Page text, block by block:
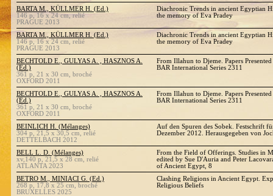
BARTA M., KÜLLMER H. (Ed.)
146 p, 16 x 24 cm, relié
PRAGUE 2013
Diachronic Trends in ancient Egyptian
the memory of Eva Pradey
BARTA M., KÜLLMER H. (Ed.)
146 p, 16 x 24 cm, relié
PRAGUE 2013
Diachronic Trends in ancient Egyptian
the memory of Eva Pradey
BECHTOLD E., GULYAS A. , HASZNOS A.
(Ed.)
361 p, 21 x 30 cm, broché
OXFORD 2011
From Illahun to Djeme. Papers
BAR International Series 2311
BECHTOLD E., GULYAS A. , HASZNOS A.
(Ed.)
361 p, 21 x 30 cm, broché
OXFORD 2011
From Illahun to Djeme. Papers
BAR International Series 2311
BEINLICH H. (Mélanges)
304 p, 21,5 x 30,5 cm, relié
DETTELBACH 2012
Auf den Spuren des Sobek. Festschrift
Dezember 2012. Herausgegeben von
BELL L. D. (Mélanges)
xv,140 p, 21,5 x 28 cm, relié
ATLANTA 2023
From the Field of Offerings. Studies in
edited by Sue D'Auria and Peter
of Ancient Egypt, 8
BETRO M., MINIACI G. (Ed.)
268 p, 17,8 x 25 cm, broché
BRUXELLES 2025
Clashing Religions in Ancient Egypt.
Religious Beliefs